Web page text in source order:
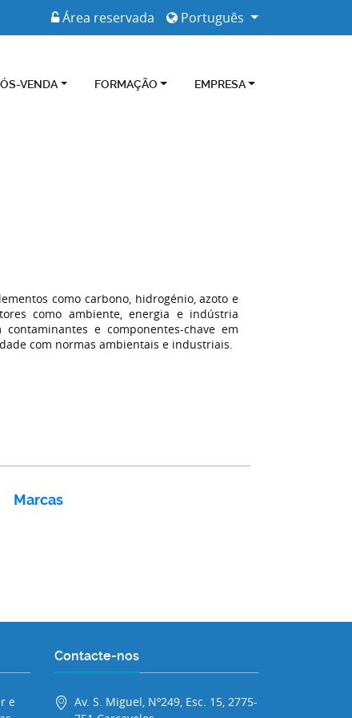
Português
Área reservada
VENDA FORMAÇÃO EMPRESA
como carbono, hidrogénio, azoto e
como ambiente, energia e indústria
contaminantes e componentes-chave em
com normas ambientais e industriais.
Marcas
e
Contacte-nos
Av. S. Miguel, Nº249, Esc. 15, 2775-